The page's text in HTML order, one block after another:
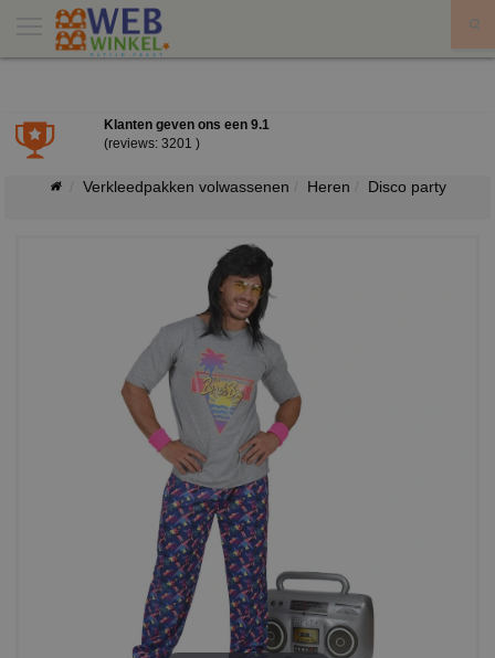
Klanten geven ons een 9.1
(reviews: 3201 )
Verkleedpakken volwassenen Heren Disco party